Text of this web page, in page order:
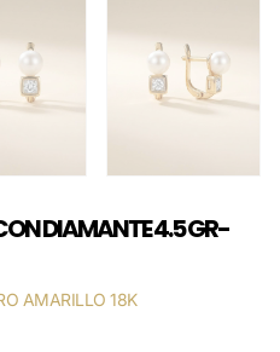
DIAMANTE 4.5 GR-
AMARILLO 18K